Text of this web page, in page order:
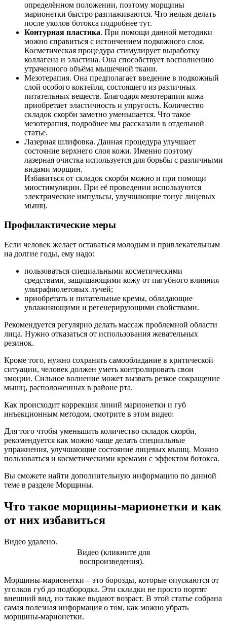
определённом положении, поэтому морщины
марионетки быстро разглаживаются. Что нельзя делать
после уколов ботокса подробнее тут.
Контурная пластика. При помощи данной методики
можно справиться с истончением подкожного слоя.
Косметическая процедура стимулирует выработку
коллагена и эластина. Она способствует восполнению
утраченного объёма мышечной ткани.
Мезотерапия. Она предполагает введение в подкожный
слой особого коктейля, состоящего из различных
питательных веществ. Благодаря мезотерапии кожа
приобретает эластичность и упругость. Количество
складок скорби заметно уменьшается. Что такое
мезотерапия, подробнее мы рассказали в отдельной
статье.
Лазерная шлифовка. Данная процедура улучшает
состояние верхнего слоя кожи. Именно поэтому
лазерная очистка используется для борьбы с различными
видами морщин.
Избавиться от складок скорби можно и при помощи
миостимуляции. При её проведении используются
электрические импульсы, улучшающие тонус лицевых
мышц.
Профилактические меры
Если человек желает оставаться молодым и привлекательным
на долгие годы, ему надо:
пользоваться специальными косметическими
средствами, защищающими кожу от пагубного влияния
ультрафиолетовых лучей;
приобретать и питательные кремы, обладающие
увлажняющими и регенерирующими свойствами.
Рекомендуется регулярно делать массаж проблемной области
лица. Нужно отказаться от использования жевательных
резинок.
Кроме того, нужно сохранять самообладание в критической
ситуации, человек должен уметь контролировать свои
эмоции. Сильное волнение может вызвать резкое сокращение
мышц, расположенных в районе рта.
Как происходит коррекция линий марионетки и губ
инъекционным методом, смотрите в этом видео:
Для того чтобы уменьшить количество складок скорби,
рекомендуется как можно чаще делать специальные
упражнения, улучшающие состояние лицевых мышц. Можно
пользоваться и косметическими кремами с эффектом ботокса.
Вы сможете найти дополнительную информацию по данной
теме в разделе Морщины.
Что такое морщины-марионетки и как
от них избавиться
Видео удалено.
Видео (кликните для
воспроизведения).
Морщины-марионетки – это борозды, которые опускаются от
уголков губ до подбородка. Эти складки не просто портят
внешний вид, но также выдают возраст. В этой статье собрана
самая полезная информация о том, как можно убрать
морщины-марионетки.